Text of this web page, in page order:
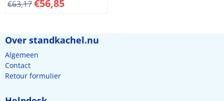
€63,17€56,85
Over standkachel.nu
Algemeen
Contact
Retour formulier